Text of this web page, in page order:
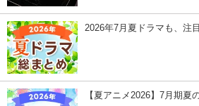
2026年7月夏ドラマも、注
【夏アニメ2026】7月期夏